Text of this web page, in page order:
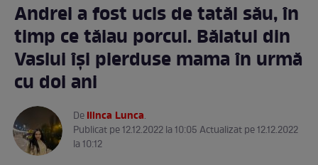
Andrei a fost ucis de tatăl său, în
timp ce tăiau porcul. Băiatul din
Vaslui își pierduse mama în urmă
cu doi ani
DeIlinca Lunca.
Publicat pe 12.12.2022 la 10:05 Actualizat pe 12.12.2022
la 10:12